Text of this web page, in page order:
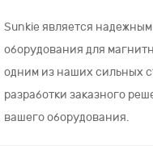
Sunkie является
оборудования для
одним из наших сильных
разработки заказного
вашего оборудования.